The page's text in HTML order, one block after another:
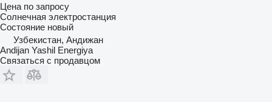
Цена по запросу
Солнечная электростанция
Состояние новый
Узбекистан, Андижан
Andijan Yashil Energiya
Связаться с продавцом